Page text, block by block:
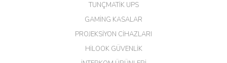
Her şey için teşekkür ederim çok
Erdal Cingöz | 07/02/2026
TUNÇMATİK UPS
GAMİNG KASALAR
PROJEKSİYON CİHAZLARI
HİLOOK GÜVENLİK